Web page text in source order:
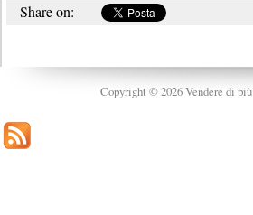
Share on:
Copyright © 2026 Vendere di